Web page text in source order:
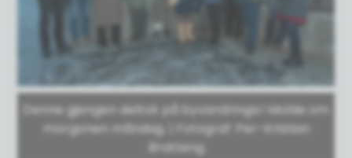
Denne gjengen deltok på byvandringa i Molde om
morgonen måndag. | Fotograf: Per-Kristian
Bratteng